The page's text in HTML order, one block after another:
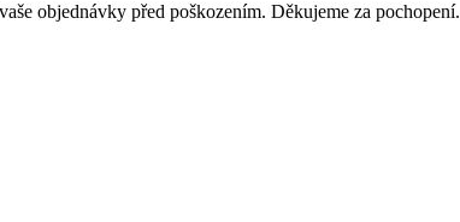
objednávky před poškozením. Děkujeme za pochopení.